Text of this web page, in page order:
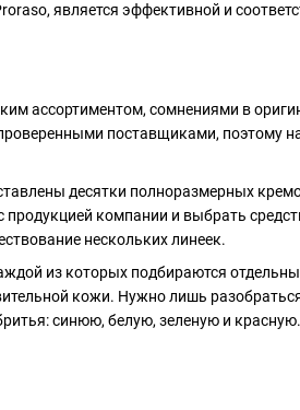
является эффективной и
ассортиментом, сомнениями в
поставщиками, поэтому
десятки полноразмерных
продукцией компании и выбрать
нескольких линеек.
из которых подбираются
кожи. Нужно лишь
синюю, белую, зеленую и